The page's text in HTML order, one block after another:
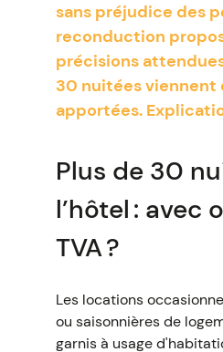
sans préjudice des
reconduction
précisions
30 nuitées viennent
apportées.
Plus de 30
l’hôtel : avec
TVA ?
Les locations
ou saisonnières de
garnis à usage